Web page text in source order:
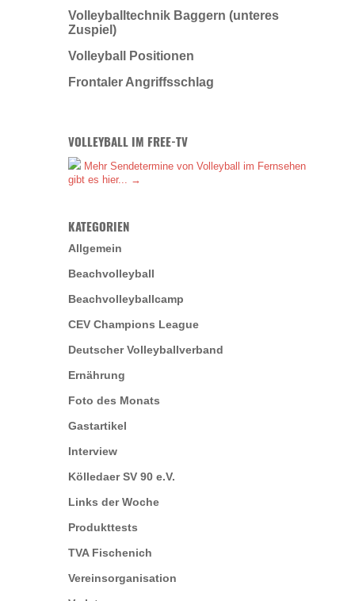
Volleyballtechnik Baggern (unteres
Zuspiel)
Volleyball Positionen
Frontaler Angriffsschlag
VOLLEYBALL IM FREE-TV
Mehr Sendetermine von Volleyball im Fernsehen
gibt es hier... →
KATEGORIEN
Allgemein
Beachvolleyball
Beachvolleyballcamp
CEV Champions League
Deutscher Volleyballverband
Ernährung
Foto des Monats
Gastartikel
Interview
Kölledaer SV 90 e.V.
Links der Woche
Produkttests
TVA Fischenich
Vereinsorganisation